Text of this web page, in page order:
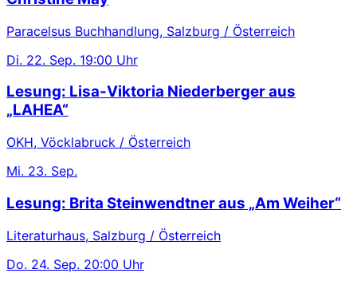
Paracelsus Buchhandlung, Salzburg / Österreich
Di. 22. Sep. 19:00 Uhr
Lesung: Lisa-Viktoria Niederberger aus
„LAHEA“
OKH, Vöcklabruck / Österreich
Mi. 23. Sep.
Lesung: Brita Steinwendtner aus „Am Weiher“
Literaturhaus, Salzburg / Österreich
Do. 24. Sep. 20:00 Uhr